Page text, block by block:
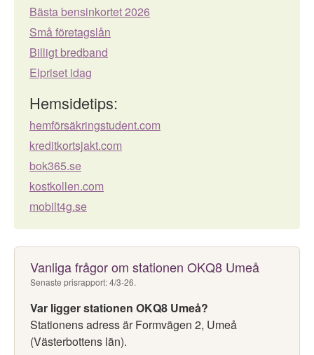
Bästa bensinkortet 2026
Små företagslån
Billigt bredband
Elpriset idag
Hemsidetips:
hemförsäkringstudent.com
kreditkortsjakt.com
bok365.se
kostkollen.com
mobilt4g.se
Vanliga frågor om stationen OKQ8 Umeå
Senaste prisrapport: 4/3-26.
Var ligger stationen OKQ8 Umeå?
Stationens adress är Formvägen 2, Umeå
(Västerbottens län).